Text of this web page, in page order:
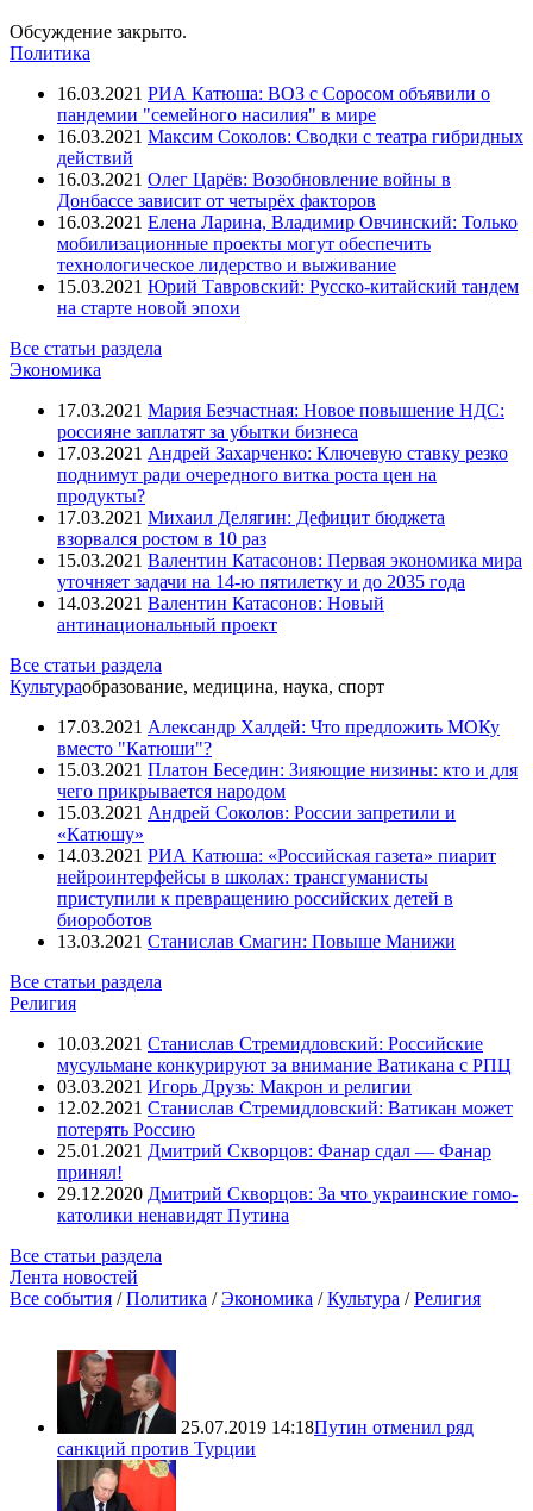
Обсуждение закрыто.
Политика
16.03.2021 РИА Катюша: ВОЗ с Соросом объявили о
пандемии "семейного насилия" в мире
16.03.2021 Максим Соколов: Сводки с театра гибридных
действий
16.03.2021 Олег Царёв: Возобновление войны в
Донбассе зависит от четырёх факторов
16.03.2021 Елена Ларина, Владимир Овчинский: Только
мобилизационные проекты могут обеспечить
технологическое лидерство и выживание
15.03.2021 Юрий Тавровский: Русско-китайский тандем
на старте новой эпохи
Все статьи раздела
Экономика
17.03.2021 Мария Безчастная: Новое повышение НДС:
россияне заплатят за убытки бизнеса
17.03.2021 Андрей Захарченко: Ключевую ставку резко
поднимут ради очередного витка роста цен на
продукты?
17.03.2021 Михаил Делягин: Дефицит бюджета
взорвался ростом в 10 раз
15.03.2021 Валентин Катасонов: Первая экономика мира
уточняет задачи на 14-ю пятилетку и до 2035 года
14.03.2021 Валентин Катасонов: Новый
антинациональный проект
Все статьи раздела
Культураобразование, медицина, наука, спорт
17.03.2021 Александр Халдей: Что предложить МОКу
вместо "Катюши"?
15.03.2021 Платон Беседин: Зияющие низины: кто и для
чего прикрывается народом
15.03.2021 Андрей Соколов: России запретили и
«Катюшу»
14.03.2021 РИА Катюша: «Российская газета» пиарит
нейроинтерфейсы в школах: трансгуманисты
приступили к превращению российских детей в
биороботов
13.03.2021 Станислав Смагин: Повыше Манижи
Все статьи раздела
Религия
10.03.2021 Станислав Стремидловский: Российские
мусульмане конкурируют за внимание Ватикана с РПЦ
03.03.2021 Игорь Друзь: Макрон и религии
12.02.2021 Станислав Стремидловский: Ватикан может
потерять Россию
25.01.2021 Дмитрий Скворцов: Фанар сдал — Фанар
принял!
29.12.2020 Дмитрий Скворцов: За что украинские гомо-
католики ненавидят Путина
Все статьи раздела
Лента новостей
Все события /Политика /Экономика /Культура /Религия
25.07.2019 14:18Путин отменил ряд
санкций против Турции